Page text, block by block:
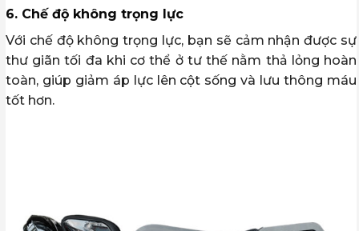
6. Chế độ không trọng lực
Với chế độ không trọng lực, bạn sẽ cảm nhận được sự
thư giãn tối đa khi cơ thể ở tư thế nằm thả lỏng hoàn
toàn, giúp giảm áp lực lên cột sống và lưu thông máu
tốt hơn.